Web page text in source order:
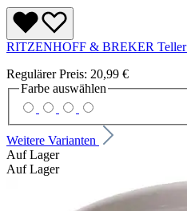
RITZENHOFF & BREKER Teller
Regulärer Preis: 20,99 €
Farbe auswählen
Weitere Varianten
Auf Lager
Auf Lager